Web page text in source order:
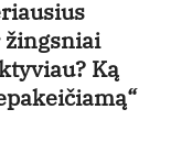
Ką